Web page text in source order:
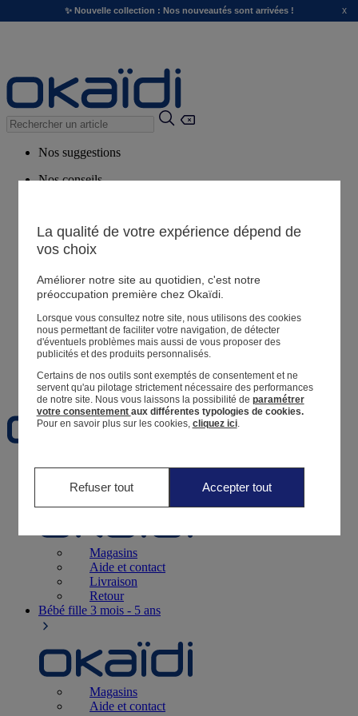
✨ Nouvelle collection : Nos nouveautés sont arrivées ! x
Nos suggestions
Nos conseils
Magasin
Mes informations
Suivre une commande
Panier
Favoris
Naissance0-12 mois
Magasins
Aide et contact
Livraison
Retour
Bébé fille 3 mois - 5 ans
Magasins
Aide et contact
La qualité de votre expérience dépend de
vos choix
Améliorer notre site au quotidien, c'est notre
préoccupation première chez Okaïdi.
Lorsque vous consultez notre site, nous utilisons des cookies
nous permettant de faciliter votre navigation, de détecter
d'éventuels problèmes mais aussi de vous proposer des
publicités et des produits personnalisés.
Certains de nos outils sont exemptés de consentement et ne
servent qu'au pilotage strictement nécessaire des performances
de notre site. Nous vous laissons la possibilité de paramétrer
votre consentement aux différentes typologies de cookies.
Pour en savoir plus sur les cookies, cliquez ici.
Refuser tout Accepter tout